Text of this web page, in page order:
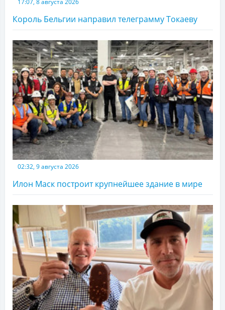
17:07, 8 августа 2026
Король Бельгии направил телеграмму Токаеву
02:32, 9 августа 2026
Илон Маск построит крупнейшее здание в мире